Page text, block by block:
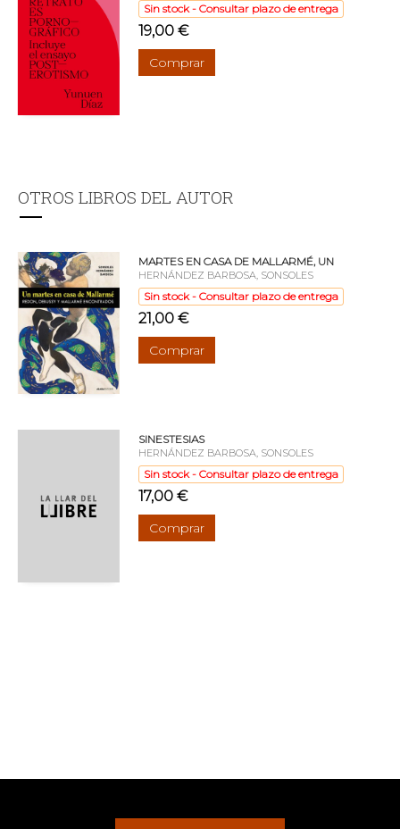
Sin stock - Consultar plazo de entrega
19,00 €
Comprar
OTROS LIBROS DEL AUTOR
MARTES EN CASA DE MALLARMÉ, UN
HERNÁNDEZ BARBOSA, SONSOLES
Sin stock - Consultar plazo de entrega
21,00 €
Comprar
SINESTESIAS
HERNÁNDEZ BARBOSA, SONSOLES
Sin stock - Consultar plazo de entrega
17,00 €
Comprar